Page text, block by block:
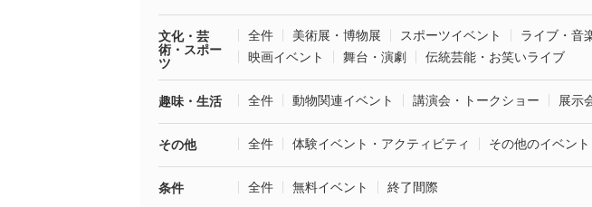
文化・芸
術・スポー
ツ
全件 美術展・博物展 スポーツイベント
ライブ・音
映画イベント
舞台・演劇 伝統芸能・お笑いライブ
趣味・生活 全件 動物関連イベント 講演会・トークショー 展示
その他 全件 体験イベント・アクティビティ その他のイベント
条件 全件 無料イベント 終了間際